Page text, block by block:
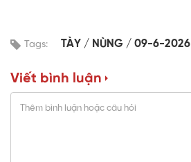
Tags: TÀY NÙNG 09-6-2026
Viết bình luận